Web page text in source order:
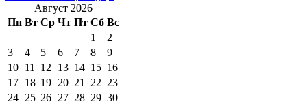
Август 2026
Пн Вт Ср Чт Пт Сб Вс
1
2
3
4 5 6 7 8
9
10 11 12 13 14 15 16
17 18 19 20 21 22 23
24 25 26 27 28 29 30